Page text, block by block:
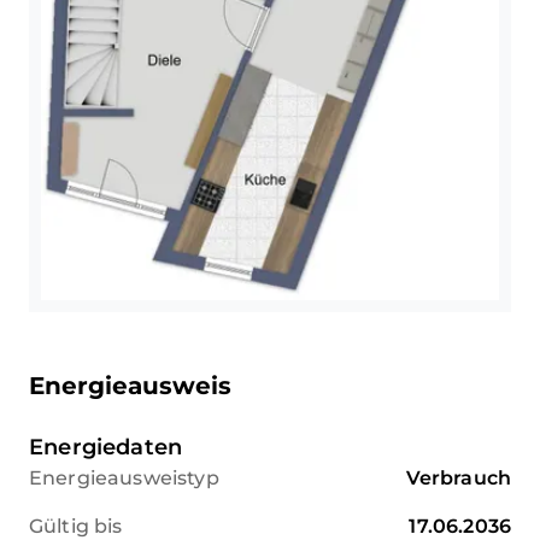
begründet und besteht somit
noch bis zum Jahr 2084. Der
derzeitige Erbbauzins beträgt
2.139,10 EUR jährlich bzw. rund
178,- EUR monatlich und wurde
zuletzt im Jahr 2024 angepasst.
Künftige Anpassungen
erfolgen entsprechend der
vertraglichen Regelung auf
Grundlage des
Neufestsetzung wurde von der
Stadt Leverkusen bislang nicht
Gerade in Zeiten gestiegener
Bau- und Finanzierungskosten
über die Heizungsanlage
- Die Gaszentralheizung aus dem
Baujahr 1985 ist defekt und vom
Erwerber zu erneuern (aufgrund
des Gebäudeenergiegesetzes (§
72 Abs. 2 GEG) ist der Käufer
innerhalb von zwei Jahren nach
Erwerb der Immobilie ohnehin
zum Heizungstausch verpflichtet
ist, da die Heizung älter ist als 30
- Sichtgeschützte Terrasse mit
- Garten in überwiegender
Energieausweis
Energiedaten
Energieausweistyp Verbrauch
Gültig bis 17.06.2036